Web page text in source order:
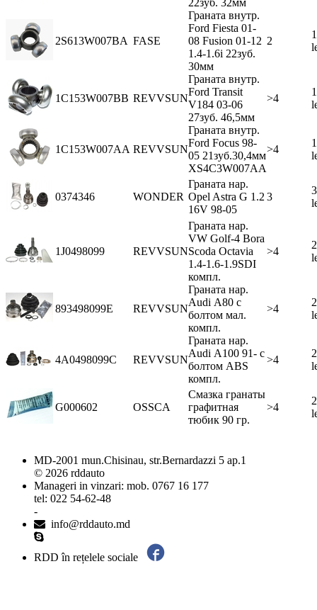
22зуб. 32мм
2S613W007BA FASE
Граната внутр.
Ford Fiesta 01-
08 Fusion 01-12
1.4-1.6i 22зуб.
30мм
2
1C153W007BB REVVSUN
Граната внутр.
Ford Transit
V184 03-06
27зуб. 46,5мм
>4
1C153W007AA REVVSUN
Граната внутр.
Ford Focus 98-
05 21зуб.30,4мм
XS4C3W007AA
>4
0374346 WONDER
Граната нар.
Opel Astra G 1.2
16V 98-05
3
1J0498099 REVVSUN
Граната нар.
VW Golf-4 Bora
Scoda Octavia
1.4-1.6-1.9SDI
компл.
>4
893498099E REVVSUN
Граната нар.
Audi А80 с
болтом мал.
компл.
>4
4A0498099C REVVSUN
Граната нар.
Audi А100 91- c
болтом ABS
компл.
>4
G000602 OSSCA
Смазка гранаты
графитная
тюбик 90 гр.
>4
MD-2001 mun.Chisinau, str.Bernardazzi 5 ap.1
© 2026 rddauto
Manageri in vinzari: mob. 0767 16 177
tel: 022 54-62-48
-
info@rddauto.md
RDD în rețelele sociale